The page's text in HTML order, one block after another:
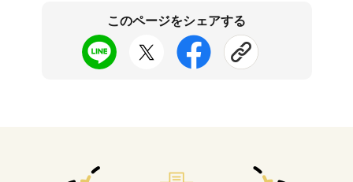
このページをシェアする